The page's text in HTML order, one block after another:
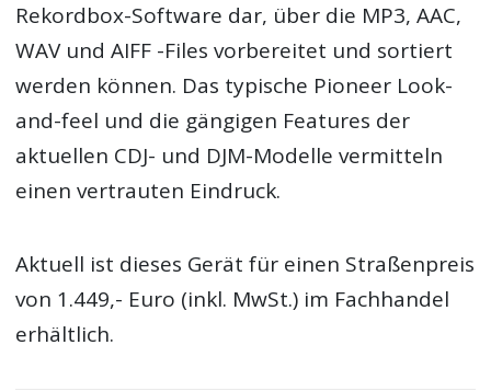
Rekordbox-Software dar, über die MP3, AAC,
WAV und AIFF -Files vorbereitet und sortiert
werden können. Das typische Pioneer Look-
and-feel und die gängigen Features der
aktuellen CDJ- und DJM-Modelle vermitteln
einen vertrauten Eindruck.
Aktuell ist dieses Gerät für einen Straßenpreis
von 1.449,- Euro (inkl. MwSt.) im Fachhandel
erhältlich.